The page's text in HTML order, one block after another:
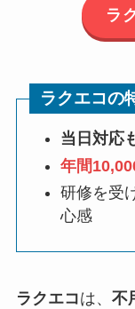
ラ
ラクエコの
当日対応
年間
研修を受
心感
ラクエコは、 不